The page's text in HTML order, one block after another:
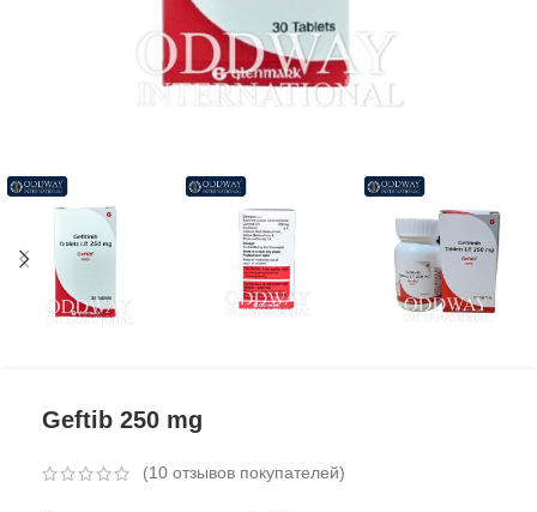
Geftib 250 mg
(10 отзывов покупателей)